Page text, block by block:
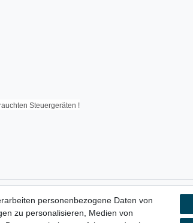
Steuergeräten !
personenbezogene Daten von
zu personalisieren, Medien von
Widerrufs­recht